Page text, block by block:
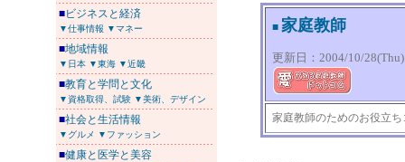
■ビジネスと経済
▼仕事情報 ▼マネー
■地域情報
▼日本 ▼東海 ▼近畿
■教育と学問と文化
▼資格取得、試験 ▼美術、デザイン
■社会と生活情報
▼グルメ ▼ファッション
■健康と医学と美容
■ 家庭教師
更新日：2004/10/
家庭教師のためのお役立